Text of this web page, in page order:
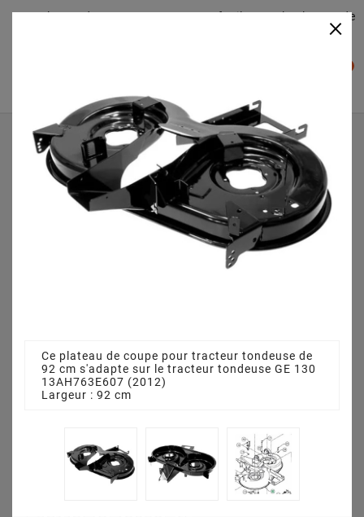
Plateaudecoupe.com : Trouver facilement le plateau de
Accueil
Plateau de coupe
Plateau de coupe 92 cm 68304418 pour GE 130
13AH763E607 (2012)
×
Ce plateau de coupe pour tracteur tondeuse de
92 cm s'adapte sur le tracteur tondeuse GE 130
13AH763E607 (2012)
Largeur : 92 cm